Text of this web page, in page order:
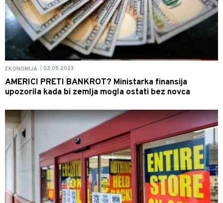
EKONOMIJA 02.05.2023.
AMERICI PRETI BANKROT? Ministarka finansija
upozorila kada bi zemlja mogla ostati bez novca